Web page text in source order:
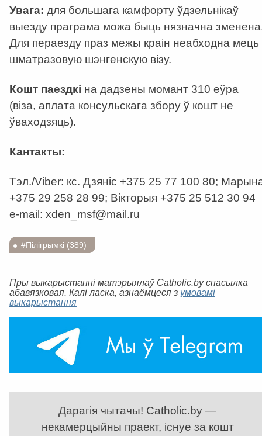
Увага: для большага камфорту ўдзельнікаў
выезду праграма можа быць нязначна
Для пераезду праз межы краін неабходна мець
шматразовую шэнгенскую візу.
Кошт паездкі на дадзены момант 310 еўра
(віза, аплата консульскага збору ў кошт не
ўваходзяць).
Кантакты:
Тэл./Viber: кс. Дзяніс +375 25 77 100 80;
+375 29 258 28 99; Вікторыя +375 25 512 30 94
e-mаil: xden_msf@mail.ru
#Пілігрымкі (389)
Пры выкарыстанні матэрыялаў Catholic.by спасылка
абавязковая. Калі ласка, азнаёмцеся з умовамі
выкарыстання
Дарагія чытачы! Catholic.by —
некамерцыйны праект, існуе за кошт